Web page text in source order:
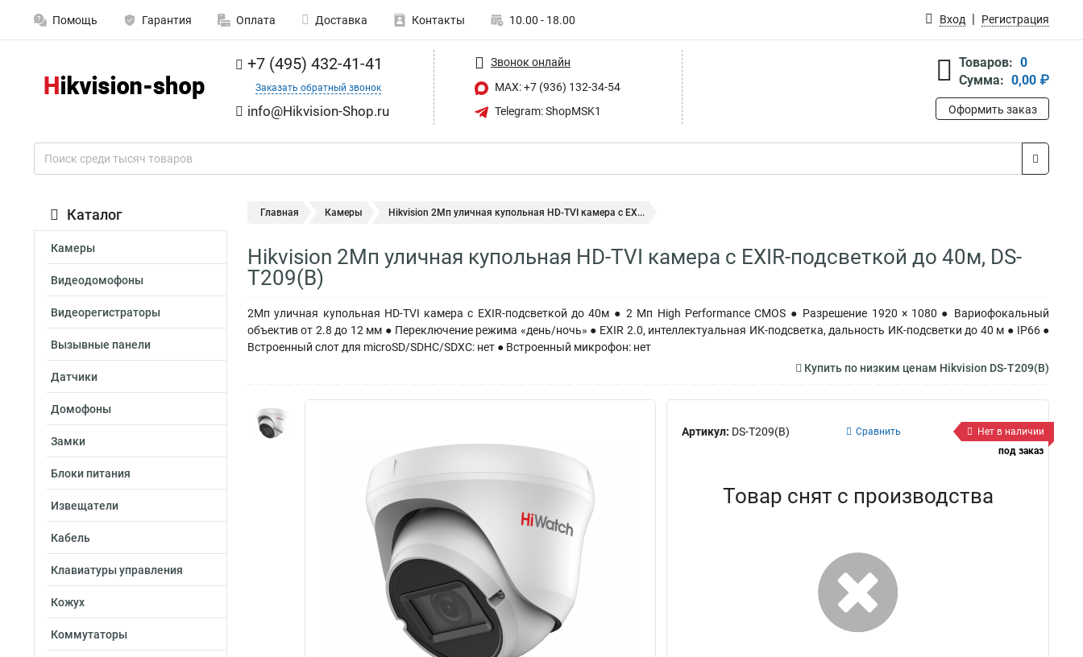
Помощь Гарантия Оплата Доставка Контакты 10.00 - 18.00 Вход Регистрация
+7 (495) 432-41-41
Заказать обратный звонок
info@Hikvision-Shop.ru
Звонок онлайн
MAX: +7 (936) 132-34-54
Telegram: ShopMSK1
Товаров: 0
Сумма: 0,00 ₽
Оформить заказ
Каталог
Камеры
Видеодомофоны
Видеорегистраторы
Вызывные панели
Датчики
Домофоны
Замки
Блоки питания
Извещатели
Кабель
Клавиатуры управления
Кожух
Коммутаторы
Главная Камеры Hikvision 2Мп уличная купольная HD-TVI камера с EX...
Hikvision 2Мп уличная купольная HD-TVI камера с EXIR-подсветкой до 40м, DS-
T209(B)
2Мп уличная купольная HD-TVI камера с EXIR-подсветкой до 40м ● 2 Мп High Performance CMOS ● Разрешение 1920 × 1080 ● Вариофокальный
объектив от 2.8 до 12 мм ● Переключение режима «день/ночь» ● EXIR 2.0, интеллектуальная ИК-подсветка, дальность ИК-подсветки до 40 м ● IP66 ●
Встроенный слот для microSD/SDHC/SDXC: нет ● Встроенный микрофон: нет
Купить по низким ценам Hikvision DS-T209(B)
Артикул: DS-T209(B) Сравнить
Нет в наличии
под заказ
Товар снят с производства